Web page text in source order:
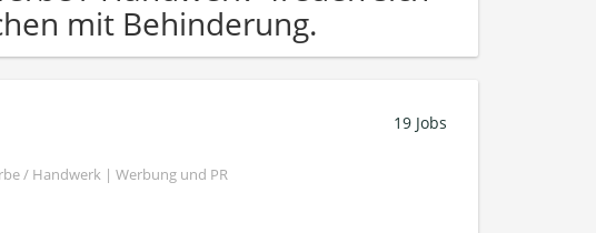
mit Behinderung.
/ Handwerk | Werbung und PR
19 Jobs